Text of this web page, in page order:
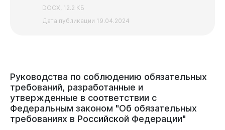
БизнесуDOCX, 12.2 КБ
Дата публикации 19.04.2024
Руководства по соблюдению обязательных
требований, разработанные и
утвержденные в соответствии с
Федеральным законом "Об обязательных
требованиях в Российской Федерации"